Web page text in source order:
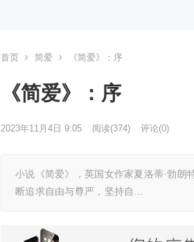
首页 简爱 《简爱》：序
《简爱》：序
2023年11月4日 9:05 阅读(374) 评论(0)
小说《简爱》，英国女作家夏洛蒂·勃朗
断追求自由与尊严，坚持自…